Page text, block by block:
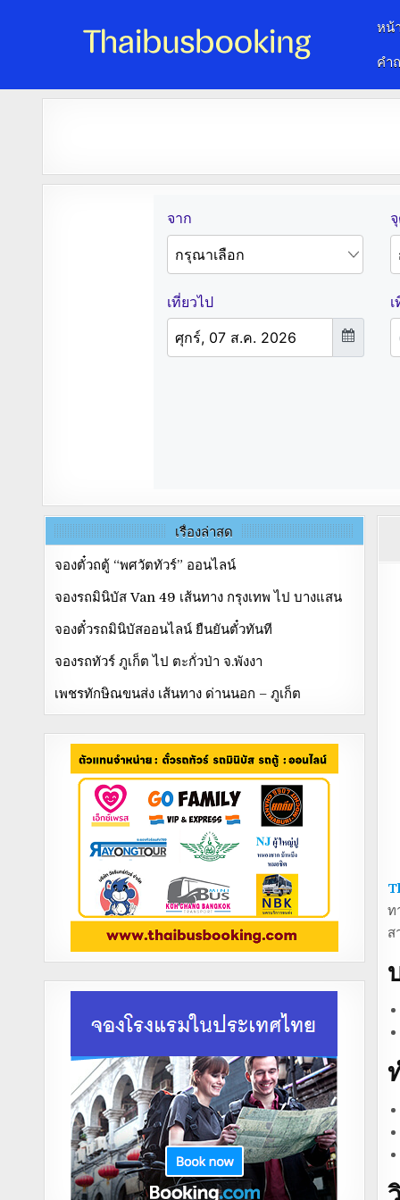
จองตั๋วรถออนไลน์ 24 ชั่วโมง
หน้
คำ
ท
ส
เรื่องล่าสุด
จองตั๋วถตู้ “พศวัตทัวร์” ออนไลน์
จองรถมินิบัส Van 49 เส้นทาง กรุงเทพ ไป บางแสน
จองตั๋วรถมินิบัสออนไลน์ ยืนยันตั๋วทันที
จองรถทัวร์ ภูเก็ต ไป ตะกั่วป่า จ.พังงา
เพชรทักษิณขนส่ง เส้นทาง ด่านนอก – ภูเก็ต